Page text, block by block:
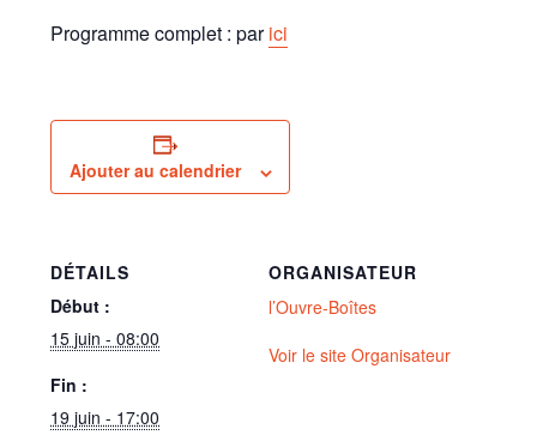
Programme complet : parici
Ajouter au calendrier
DÉTAILS
Début :
15 juin - 08:00
Fin :
19 juin - 17:00
ORGANISATEUR
l’Ouvre-Boîtes
Voir le site Organisateur